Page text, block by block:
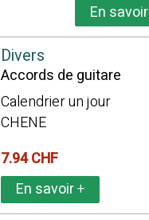
En savoir
Divers
Accords de guitare
Calendrier un jour
CHENE
7.94 CHF
En savoir+